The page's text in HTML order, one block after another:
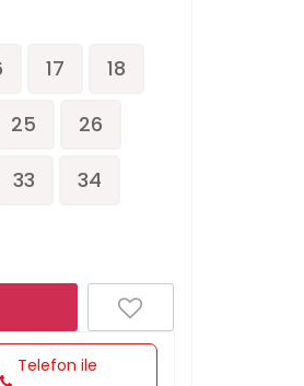
17 18
25 26
33 34
Telefon ile